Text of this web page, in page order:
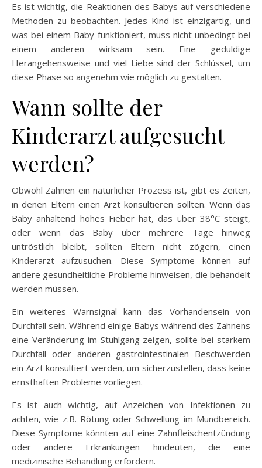
Es ist wichtig, die Reaktionen des Babys auf verschiedene
Methoden zu beobachten. Jedes Kind ist einzigartig, und
was bei einem Baby funktioniert, muss nicht unbedingt bei
einem anderen wirksam sein. Eine geduldige
Herangehensweise und viel Liebe sind der Schlüssel, um
diese Phase so angenehm wie möglich zu gestalten.
Wann sollte der
Kinderarzt aufgesucht
werden?
Obwohl Zahnen ein natürlicher Prozess ist, gibt es Zeiten,
in denen Eltern einen Arzt konsultieren sollten. Wenn das
Baby anhaltend hohes Fieber hat, das über 38°C steigt,
oder wenn das Baby über mehrere Tage hinweg
untröstlich bleibt, sollten Eltern nicht zögern, einen
Kinderarzt aufzusuchen. Diese Symptome können auf
andere gesundheitliche Probleme hinweisen, die behandelt
werden müssen.
Ein weiteres Warnsignal kann das Vorhandensein von
Durchfall sein. Während einige Babys während des Zahnens
eine Veränderung im Stuhlgang zeigen, sollte bei starkem
Durchfall oder anderen gastrointestinalen Beschwerden
ein Arzt konsultiert werden, um sicherzustellen, dass keine
ernsthaften Probleme vorliegen.
Es ist auch wichtig, auf Anzeichen von Infektionen zu
achten, wie z.B. Rötung oder Schwellung im Mundbereich.
Diese Symptome könnten auf eine Zahnfleischentzündung
oder andere Erkrankungen hindeuten, die eine
medizinische Behandlung erfordern.